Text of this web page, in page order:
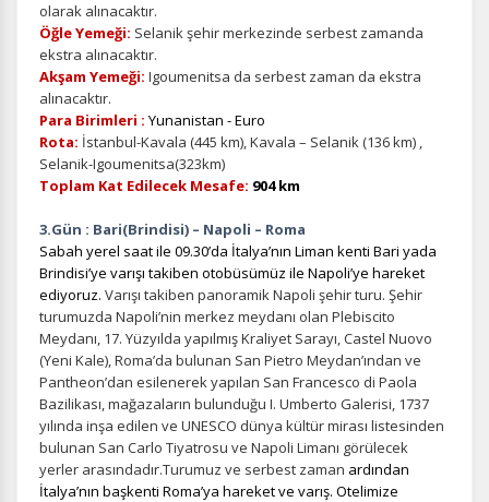
olarak alınacaktır.
Öğle Yemeği: Selanik şehir merkezinde serbest zamanda
ekstra alınacaktır.
Akşam Yemeği: Igoumenitsa da serbest zaman da ekstra
alınacaktır.
Para Birimleri : Yunanistan - Euro
Rota: İstanbul-Kavala (445 km), Kavala – Selanik (136 km) ,
Selanik-Igoumenitsa(323km)
Toplam Kat Edilecek Mesafe: 904 km
3.Gün : Bari(Brindisi) – Napoli – Roma
Sabah yerel saat ile 09.30’da İtalya’nın Liman kenti Bari yada
Brindisi’ye varışı takiben otobüsümüz ile Napoli’ye hareket
ediyoruz. Varışı takiben panoramik Napoli şehir turu. Şehir
turumuzda Napoli’nin merkez meydanı olan Plebiscito
Meydanı, 17. Yüzyılda yapılmış Kraliyet Sarayı, Castel Nuovo
(Yeni Kale), Roma’da bulunan San Pietro Meydan’ından ve
Pantheon’dan esilenerek yapılan San Francesco di Paola
Bazilikası, mağazaların bulunduğu I. Umberto Galerisi, 1737
yılında inşa edilen ve UNESCO dünya kültür mirası listesinden
bulunan San Carlo Tiyatrosu ve Napoli Limanı görülecek
yerler arasındadır.Turumuz ve serbest zaman ardından
İtalya’nın başkenti Roma’ya hareket ve varış. Otelimize